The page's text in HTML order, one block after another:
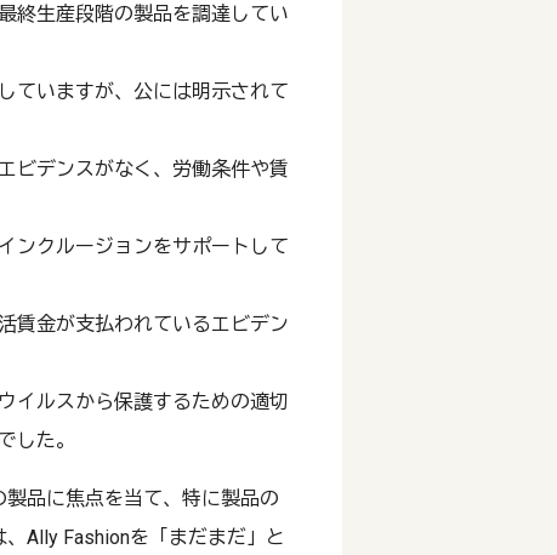
終生産段階の製品を調達してい
ていますが、公には明示されて
ビデンスがなく、労働条件や賃
ンクルージョンをサポートして
賃金が支払われているエビデン
イルスから保護するための適切
した。
品に焦点を当て、特に製品の
Ally Fashionを「まだまだ」と